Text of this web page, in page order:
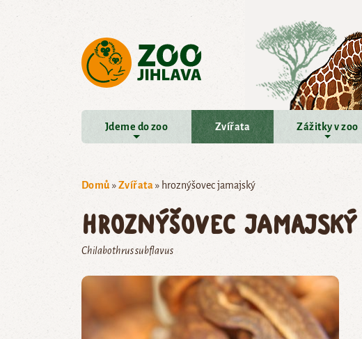
Jdeme do zoo Zvířata Zážitky v zoo
Domů »Zvířata» hroznýšovec jamajský
hroznýšovec jamajský
Chilabothrus subflavus